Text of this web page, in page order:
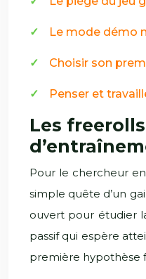
Le mode démo
Choisir son
Penser et
Les
Pour le chercheur
simple quête d’un
ouvert pour étudier
passif qui espère
première hypothèse